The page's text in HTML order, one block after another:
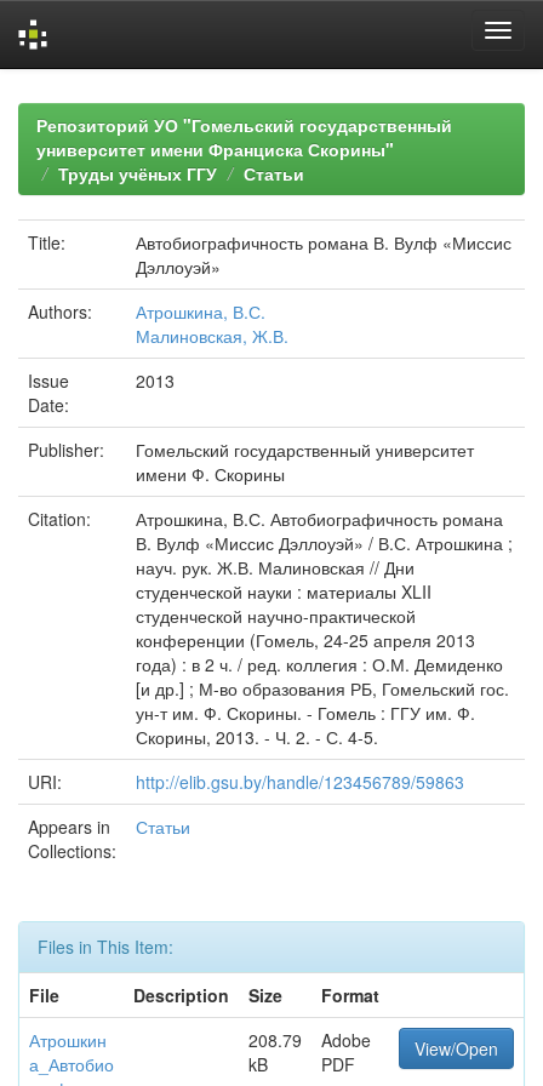
navigationРепозиторий УО "Гомельский государственный
университет имени Франциска Скорины"
Труды учёных ГГУ
Статьи
Title:
Автобиографичность романа В. Вулф «Миссис
Дэллоуэй»
Authors:
Атрошкина, В.С.
Малиновская, Ж.В.
Issue
Date:
2013
Publisher:
Гомельский государственный университет
имени Ф. Скорины
Citation:
Атрошкина, В.С. Автобиографичность романа
В. Вулф «Миссис Дэллоуэй» / В.С. Атрошкина ;
науч. рук. Ж.В. Малиновская // Дни
студенческой науки : материалы XLII
студенческой научно-практической
конференции (Гомель, 24-25 апреля 2013
года) : в 2 ч. / ред. коллегия : О.М. Демиденко
[и др.] ; М-во образования РБ, Гомельский гос.
ун-т им. Ф. Скорины. - Гомель : ГГУ им. Ф.
Скорины, 2013. - Ч. 2. - С. 4-5.
URI:
http://elib.gsu.by/handle/123456789/59863
Appears in
Collections:
Статьи
Files in This Item:
File
Description Size
Format
Атрошкин
а_Автобио
208.79
kB
Adobe
PDF
View/Open